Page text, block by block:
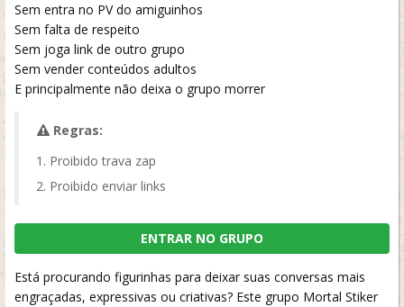
Sem entra no PV do amiguinhos
Sem falta de respeito
Sem joga link de outro grupo
Sem vender conteúdos adultos
E principalmente não deixa o grupo morrer
Regras:
Proibido trava zap
Proibido enviar links
ENTRAR NO GRUPO
Está procurando figurinhas para deixar suas conversas mais
engraçadas, expressivas ou criativas? Este grupo Mortal Stiker